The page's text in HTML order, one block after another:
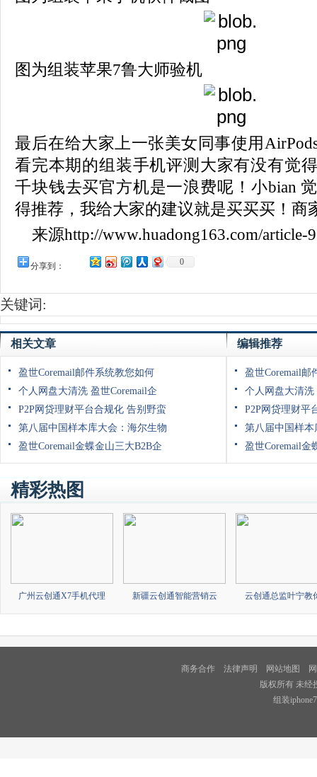
图为组装苹果7鲁大师验机
最后在给大家上一张美女同事使用
看完本期的组装手机评测大家有没有觉
千块钱去买官方机是一浪费呢！小bian
得推荐，我给大家的建议就是买买买！商
来源http://www.huadong163.com/article-
分享到： 0
关键词:
相关文章
盈世Coremail邮件系统教您如何
个人网盘大清洗 盈世Coremail企
P2P网贷理财平台合规化 告别野蛮
第八届中国样本库大会：海尔生物
盈世Coremail金蝶金山三大B2B企
编辑推荐
盈世Coremail邮
个人网盘大清洗
P2P网贷理财平
第八届中国样
盈世Coremail金
精彩热图
广州云创通X7手机代理 新疆云创通智能营销云 云创通总监叶宁教
商务合作 法律声明 网站地图
版权所有 未经
组装